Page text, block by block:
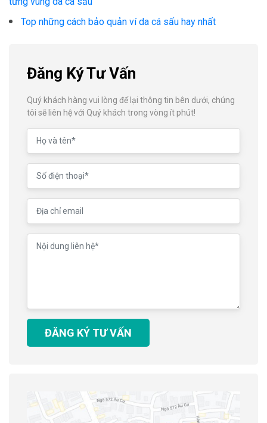
Top những cách bảo quản ví da cá sấu hay nhất
Đăng Ký Tư Vấn
Quý khách hàng vui lòng để lại thông tin bên dưới, chúng
tôi sẽ liên hệ với Quý khách trong vòng ít phút!
ĐĂNG KÝ TƯ VẤN